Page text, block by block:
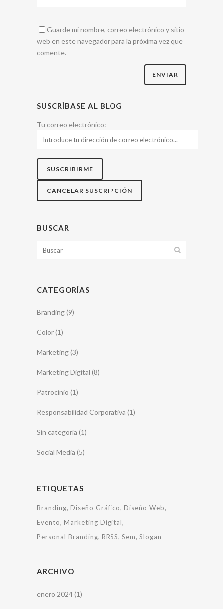
Guarde mi nombre, correo electrónico y sitio
web en este navegador para la próxima vez que
comente.
SUSCRÍBASE AL BLOG
Tu correo electrónico:
BUSCAR
CATEGORÍAS
Branding(9)
Color(1)
Marketing(3)
Marketing Digital (8)
Patrocinio (1)
Responsabilidad Corporativa (1)
Sin categoría (1)
Social Media (5)
ETIQUETAS
Branding Diseño Gráfico
Diseño Web
Evento
Marketing Digital
Personal Branding RRSS Sem Slogan
ARCHIVO
enero 2024(1)